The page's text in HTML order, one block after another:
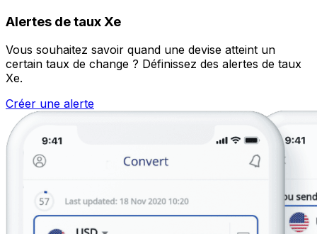
Alertes de taux Xe
Vous souhaitez savoir quand une devise atteint un
certain taux de change ? Définissez des alertes de taux
Xe.
Créer une alerte